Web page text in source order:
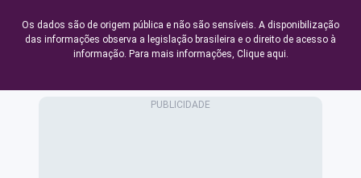
Os dados são de origem pública e não são sensíveis. A disponibilização
das informações observa a legislação brasileira e o direito de acesso à
informação. Para mais informações, Clique aqui.